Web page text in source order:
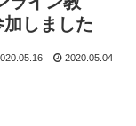
しました
2020.05.04